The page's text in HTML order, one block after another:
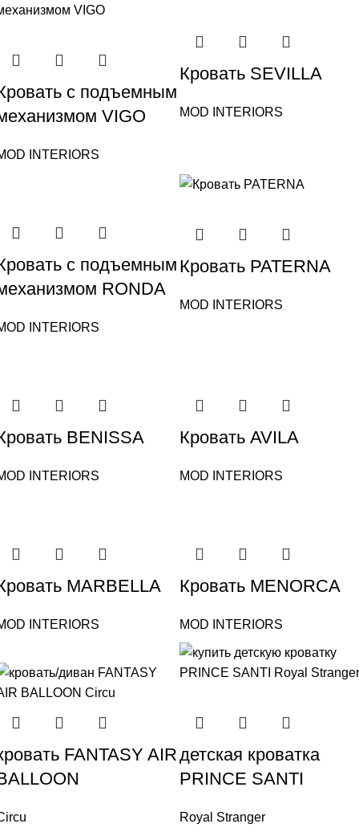
с подъемным
VIGO
INTERIORS
Кровать SEVILLA
MOD INTERIORS
c подъемным
RONDA
INTERIORS
Кровать PATERNA
MOD INTERIORS
BENISSA
INTERIORS
Кровать AVILA
MOD INTERIORS
MARBELLA
INTERIORS
Кровать MENORCA
MOD INTERIORS
FANTASY AIRдетская кроватка
PRINCE SANTI
Royal Stranger